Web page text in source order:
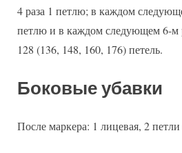
4 раза 1 петлю; в каждом
петлю и в каждом следующем 6-м
128 (136, 148, 160, 176) петель.
Боковые убавки
После маркера: 1 лицевая, 2